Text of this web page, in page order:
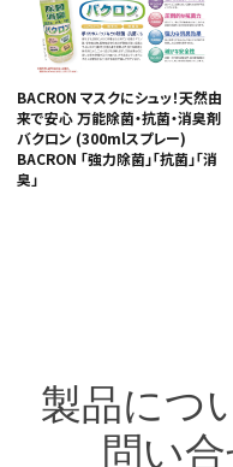
BACRON マスクにシュッ！天然由
来で安心 万能除菌・抗菌・消臭剤
バクロン (300mlスプレー)
BACRON 「強力除菌」「抗菌」「消
臭」